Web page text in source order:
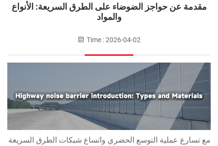
مقدمة عن حواجز الضوضاء على الطرق السريعة: الأنواع
والمواد
Time : 2026-04-02
تسارع عملية التوسع الحضري واتساع شبكات الطرق السريعة